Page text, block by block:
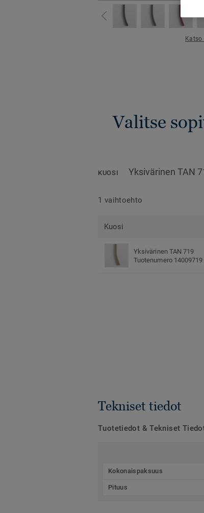
Katso
Valitse
KUOSI Yksivärinen TAN
1 vaihtoehto
Kuosi
Yksivärinen TAN 719
Tuotenumero 14009719
Tekniset tiedot
Tuotetiedot & Tekniset
Kokonaispaksuus
Pituus